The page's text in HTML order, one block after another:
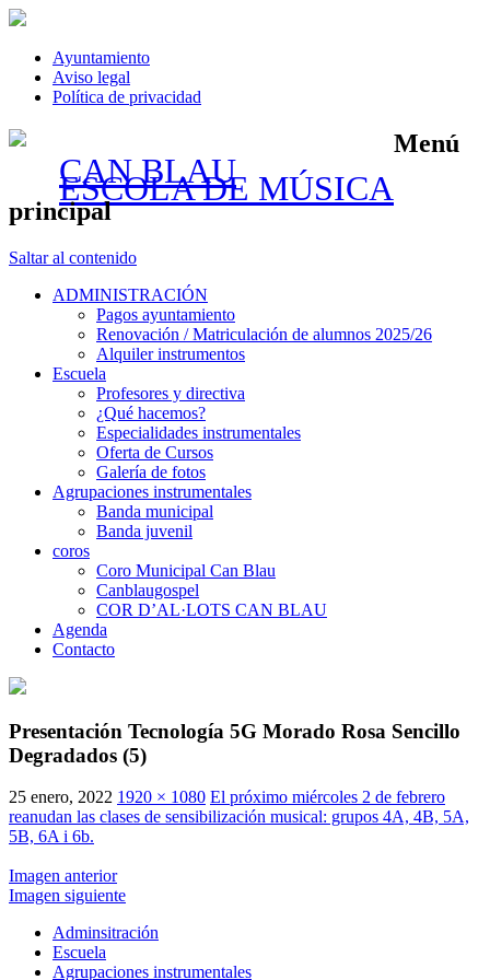
Ayuntamiento
Aviso legal
Política de privacidad
CAN BLAU
ESCOLA DE MÚSICA
Menú
principal
Saltar al contenido
ADMINISTRACIÓN
Pagos ayuntamiento
Renovación / Matriculación de alumnos 2025/26
Alquiler instrumentos
Escuela
Profesores y directiva
¿Qué hacemos?
Especialidades instrumentales
Oferta de Cursos
Galería de fotos
Agrupaciones instrumentales
Banda municipal
Banda juvenil
coros
Coro Municipal Can Blau
Canblaugospel
COR D’AL·LOTS CAN BLAU
Agenda
Contacto
Presentación Tecnología 5G Morado Rosa Sencillo
Degradados (5)
25 enero, 2022 1920 × 1080 El próximo miércoles 2 de febrero
reanudan las clases de sensibilización musical: grupos 4A, 4B, 5A,
5B, 6A i 6b.
Imagen anterior
Imagen siguiente
Adminsitración
Escuela
Agrupaciones instrumentales